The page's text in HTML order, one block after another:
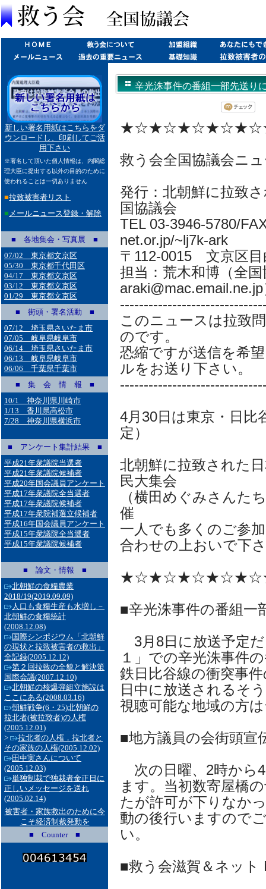
新しい署名用紙はこちらをダ
ウンロードし、印刷してご活
用下さい
※署名して頂いた個人情報は、内閣総
理大臣に提出する以外の目的のために
使われることは一切ありません
■拉致被害者リスト
■ メールニュース登録・解除
■ 各地集会・写真展 ■
07/02 東京都文京区
05/30 東京都千代田区
04/17 東京都文京区
03/12 東京都文京区
01/29 東京都文京区
■ 街頭・署名活動 ■
07/12 埼玉県さいたま市
07/05 岐阜県岐阜市
06/14 埼玉県さいたま市
06/13 岐阜県岐阜市
06/06 千葉県千葉市
■ 集 会 情 報 ■
10/1 神奈川県川崎市
1/13 香川県高松市
7/28 神奈川県横浜市
■ アンケート集計結果 ■
平成21年衆議院当選者
平成21年衆議院候補者
平成20年国会議員アンケート
平成17年衆議院全当選者
平成17年衆議院候補者
平成17年衆院補選立候補者
平成16年国会議員アンケート
平成15年衆議院全当選者
平成15年衆議院候補者
■ 論文・情報 ■
北朝鮮の食糧農業
2018/19(2019.09.09)
人口も食糧生産も水増し－
北朝鮮の食糧統計
(2008.12.08)
国際シンポジウム「北朝鮮
の現状と拉致被害者の救出」
全記録(2005.12.12)
第２回拉致の全貌と解決策
国際会議(2007.12.10)
北朝鮮の核爆弾組立施設は
ここにある(2008.03.16)
朝鮮戦争(6・25)北朝鮮の
拉北者(被拉致者)の人権
(2005.12.01)
>
拉北者の人権，拉北者と
その家族の人権(2005.12.02)
田中実さんについて
(2005.12.03)
単独制裁で独裁者金正日に
正しいメッセージを送れ
(2005.02.14)
被害者・家族救出のために今
こそ経済制裁発動を
■ Counter ■
辛光洙事件の番組一部先送り
救う会全国協議会ニ
発行：北朝鮮に拉致
国協議会
TEL 03-3946-5780/
net.or.jp/~lj7k-ark
〒112-0015 文京区
担当：荒木和博（全
このニュースは拉致
のです。
恐縮ですが送信を希
ルをお送り下さい。
4月30日は東京・日比
定）
北朝鮮に拉致された
民大集会
（横田めぐみさんた
催
一人でも多くのご参
合わせの上おいで下
■辛光洙事件の番組一
3月8日に放送予定
１」での辛光洙事件
鉄日比谷線の衝突事
日中に放送されるそ
視聴可能な地域の方
■地方議員の会街頭宣
次の日曜、2時から
ます。当初数寄屋橋
たが許可が下りなか
動の後行いますので
い。
■救う会滋賀＆ネット